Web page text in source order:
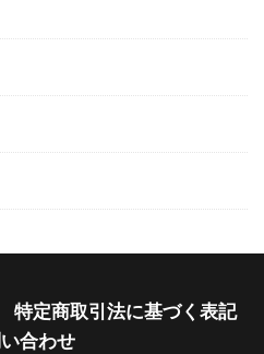
特定商取引法に基づく表記
合わせ